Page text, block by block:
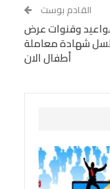
VK
Viber
القادم بوست
وقنوات عرض
شهادة معاملة
أطفال الان